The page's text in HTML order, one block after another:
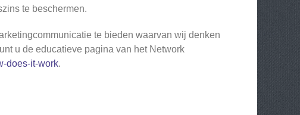
te beschermen.
te bieden waarvan wij denken
u de educatieve pagina van het Network
does-it-work.